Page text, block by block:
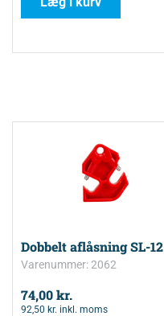
Dobbelt aflåsning SL-12
Varenummer: 2062
74,00kr.
92,50 kr. inkl. moms